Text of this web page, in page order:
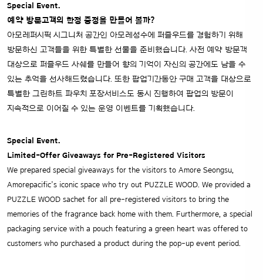
Special Event.
예약 방문고객의 한정 증정을 만들어 볼까?
아모레퍼시픽 시그니처 공간인 아모레성수에 퍼즐우드를 경험하기 위해
방문하신 고객들을 위한 특별한 선물을 준비했습니다. 사전 예약 방문객
대상으로 퍼즐우드 사쉐를 만들어 향의 기억이 자신의 공간에도 남을 수
있는 추억을 선사해드렸습니다. 또한 팝업기간동안 구매 고객을 대상으로
특별한 그린하트 파우치 포장서비스도 동시 진행하여 팝업의 방문이
지속적으로 이어질 수 있는 운영 이벤트를 기획했습니다.
Special Event.
Limited-Offer Giveaways for Pre-Registered Visitors
We prepared special giveaways for the visitors to Amore Seongsu,
Amorepacific’s iconic space who try out PUZZLE WOOD. We provided a
PUZZLE WOOD sachet for all pre-registered visitors to bring the
memories of the fragrance back home with them. Furthermore, a special
packaging service with a pouch featuring a green heart was offered to
customers who purchased a product during the pop-up event period.